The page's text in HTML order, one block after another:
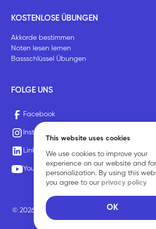
This website uses cookies
We use cookies to improve your
experience on our website and
personalization. By using this
you agree to our privacy policy
OK
KOSTENLOSE ÜBUNGEN
Akkorde bestimmen
Noten lesen lernen
Bassschlüssel Übungen
FOLGE UNS
Facebook
Instagram
LinkedIn
Youtube
© 2026 Sirius Music Communications GmbH.